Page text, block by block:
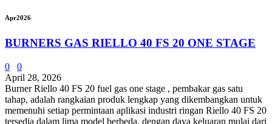
Apr2026
BURNERS GAS RIELLO 40 FS 20 ONE STAGE
0
0
April 28, 2026
Burner Riello 40 FS 20 fuel gas one stage , pembakar gas satu
tahap, adalah rangkaian produk lengkap yang dikembangkan untuk
memenuhi setiap permintaan aplikasi industri ringan Riello 40 FS 20
tersedia dalam lima model berbeda, dengan daya keluaran mulai dari